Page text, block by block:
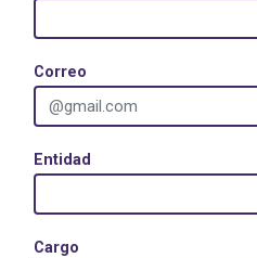
Correo
Entidad
Cargo